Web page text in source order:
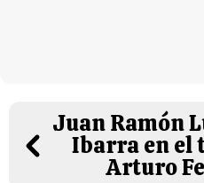
Juan Ramón
Ibarra en el
Arturo